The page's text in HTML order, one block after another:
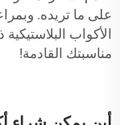
على ما تريده.
الأكواب
مناسبتك القادمة!